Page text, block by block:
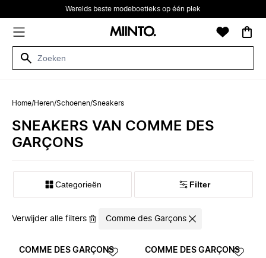
Werelds beste modeboetieks op één plek
Home/Heren/Schoenen/Sneakers
SNEAKERS VAN COMME DES
GARÇONS
Categorieën Filter
Verwijder alle filters Comme des Garçons
COMME DES GARÇONS COMME DES GARÇONS